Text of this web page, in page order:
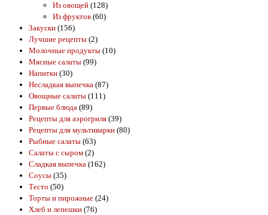
Из овощей (128)
Из фруктов (60)
Закуски (156)
Лучшие рецепты (2)
Молочные продукты (10)
Мясные салаты (99)
Напитки (30)
Несладкая выпечка (87)
Овощные салаты (111)
Первые блюда (89)
Рецепты для аэрогриля (39)
Рецепты для мультиварки (80)
Рыбные салаты (63)
Салаты с сыром (2)
Сладкая выпечка (162)
Соусы (35)
Тесто (50)
Торты и пирожные (24)
Хлеб и лепешки (76)